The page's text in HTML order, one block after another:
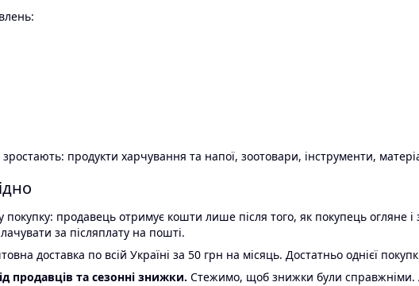
продукти харчування та напої, зоотовари, інструменти,
покупку: продавець отримує кошти лише після того, як покупець
за післяплату на пошті.
доставка по всій Україні за 50 грн на місяць. Достатньо однієї
продавців та сезонні знижки. Стежимо, щоб знижки були справжніми.